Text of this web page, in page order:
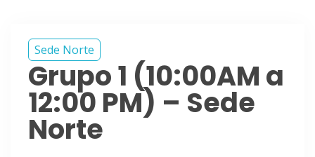
Sede Norte
Grupo 1 (10:00AM a
12:00 PM) – Sede
Norte